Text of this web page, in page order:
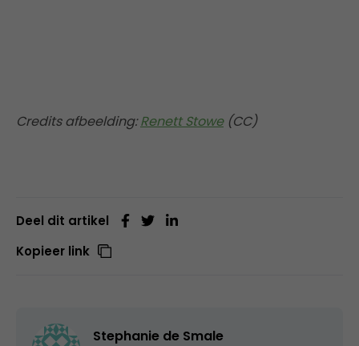
Credits afbeelding:Renett Stowe(CC)
Deel dit artikel
Kopieer link
Stephanie de Smale